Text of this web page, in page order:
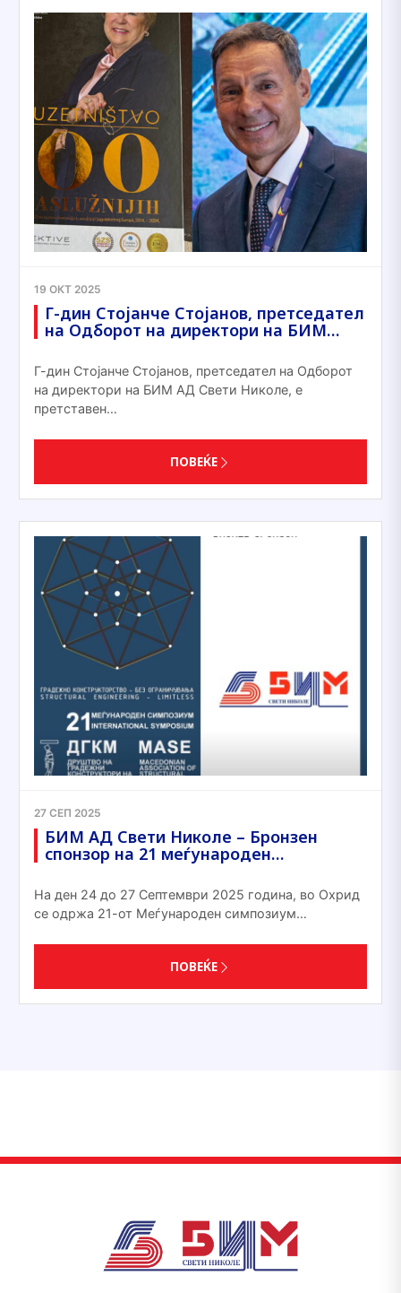
19 ОКТ 2025
Г-дин Стојанче Стојанов, претседател
на Одборот на директори на БИМ…
Г-дин Стојанче Стојанов, претседател на Одборот
на директори на БИМ АД Свети Николе, е
претставен…
ПОВЕЌЕ
27 СЕП 2025
БИМ АД Свети Николе – Бронзен
спонзор на 21 меѓународен…
На ден 24 до 27 Септември 2025 година, во Охрид
се одржа 21-от Меѓународен симпозиум…
ПОВЕЌЕ